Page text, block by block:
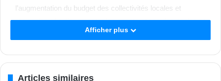
l’augmentation du budget des collectivités locales et
régionales afin d’augmenter les constructions des écoles et
collèges de proximité dans la région.
Afficher plus
Articles similaires